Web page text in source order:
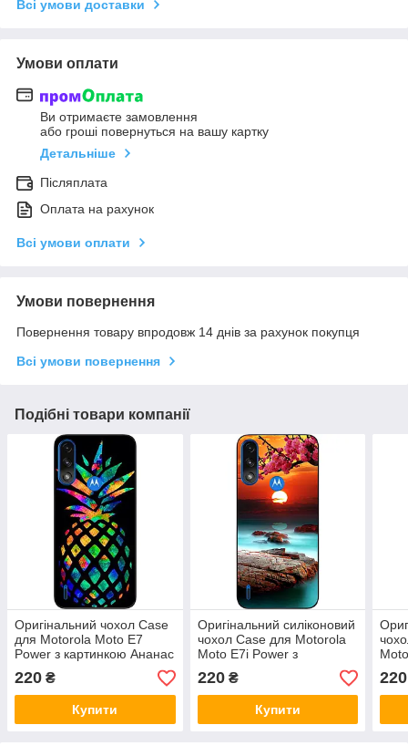
Всі умови доставки
Умови оплати
Ви отримаєте замовлення
або гроші повернуться на вашу картку
Детальніше
Післяплата
Оплата на рахунок
Всі умови оплати
Умови повернення
Повернення товару впродовж 14 днів за рахунок покупця
Всі умови повернення
Подібні товари компанії
Оригінальний чохол Case
для Motorola Moto E7
Power з картинкою Ананас
220 ₴
Купити
Оригінальний силіконовий
чохол Case для Motorola
Moto E7i Power з
картинкою Красивий захід
220₴
Купити
220